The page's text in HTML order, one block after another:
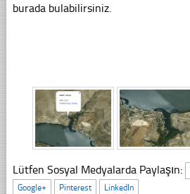
burada bulabilirsiniz.
Lütfen Sosyal Medyalarda Paylaşın:
Google+
Pinterest LinkedIn